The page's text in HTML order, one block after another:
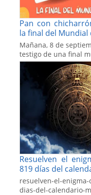
Pan con
la final del Mundial
Mañana, 8 de
testigo de una final
Resuelven el
819 días del
resuelven-el-
dias-del-calendario-